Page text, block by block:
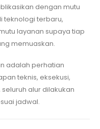
dengan mutu
teknologi terbaru,
layanan supaya tiap
memuaskan.
adalah perhatian
teknis, eksekusi,
alur dilakukan
jadwal.